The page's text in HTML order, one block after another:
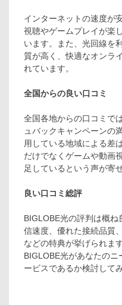
インターネットの速度が
視聴やゲームプレイが楽
います。また、光回線を
質が高く、快適なオンラ
れています。
全国からの良い口コミ
全国各地からの口コミで
ュバックキャンペーンの
用している地域による差
だけでなくゲームや動画
足しているという声が寄
良い口コミ総評
BIGLOBE光の評判は概
信速度、優れた接続品質
などの特典が挙げられま
BIGLOBE光があなたの
ービスであるか検討して